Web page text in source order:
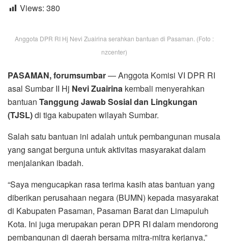
Views: 380
Anggota DPR RI Hj Nevi Zuairina serahkan bantuan di Pasaman. (Foto :
nzcenter)
PASAMAN, forumsumbar— Anggota Komisi VI DPR RI
asal Sumbar II Hj Nevi Zuairina kembali menyerahkan
bantuan Tanggung Jawab Sosial dan Lingkungan
(TJSL)di tiga kabupaten wilayah Sumbar.
Salah satu bantuan ini adalah untuk pembangunan musala
yang sangat berguna untuk aktivitas masyarakat dalam
menjalankan ibadah.
“Saya mengucapkan rasa terima kasih atas bantuan yang
diberikan perusahaan negara (BUMN) kepada masyarakat
di Kabupaten Pasaman, Pasaman Barat dan Limapuluh
Kota. Ini juga merupakan peran DPR RI dalam mendorong
pembangunan di daerah bersama mitra-mitra kerjanya,”